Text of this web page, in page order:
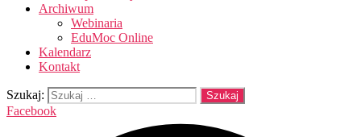
Archiwum
Webinaria
EduMoc Online
Kalendarz
Kontakt
Szukaj:
Facebook